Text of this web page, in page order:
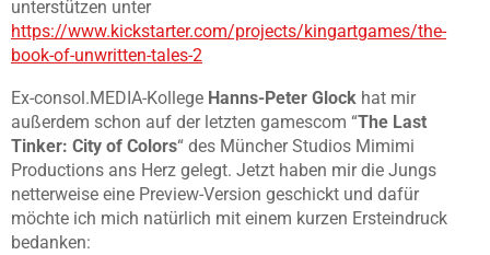
unterstützen unter
https://www.kickstarter.com/projects/kingartgames/the-
book-of-unwritten-tales-2
Ex-consol.MEDIA-Kollege Hanns-Peter Glock hat mir
außerdem schon auf der letzten gamescom “The Last
Tinker: City of Colors“ des Müncher Studios Mimimi
Productions ans Herz gelegt. Jetzt haben mir die Jungs
netterweise eine Preview-Version geschickt und dafür
möchte ich mich natürlich mit einem kurzen Ersteindruck
bedanken: